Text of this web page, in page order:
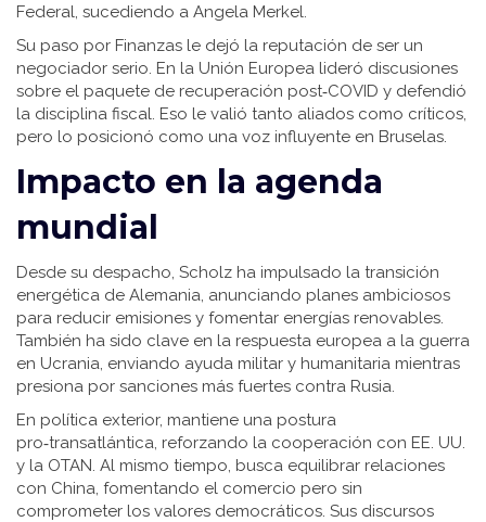
Federal, sucediendo a Angela Merkel.
Su paso por Finanzas le dejó la reputación de ser un
negociador serio. En la Unión Europea lideró discusiones
sobre el paquete de recuperación post‑COVID y defendió
la disciplina fiscal. Eso le valió tanto aliados como críticos,
pero lo posicionó como una voz influyente en Bruselas.
Impacto en la agenda
mundial
Desde su despacho, Scholz ha impulsado la transición
energética de Alemania, anunciando planes ambiciosos
para reducir emisiones y fomentar energías renovables.
También ha sido clave en la respuesta europea a la guerra
en Ucrania, enviando ayuda militar y humanitaria mientras
presiona por sanciones más fuertes contra Rusia.
En política exterior, mantiene una postura
pro‑transatlántica, reforzando la cooperación con EE. UU.
y la OTAN. Al mismo tiempo, busca equilibrar relaciones
con China, fomentando el comercio pero sin
comprometer los valores democráticos. Sus discursos